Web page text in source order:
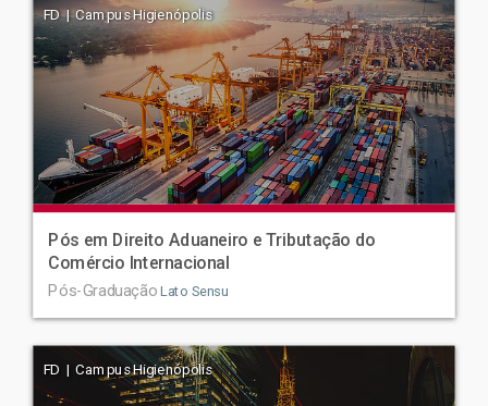
FD | Campus Higienópolis
Pós em Direito Aduaneiro e Tributação do
Comércio Internacional
Pós-Graduação Lato Sensu
FD | Campus Higienópolis